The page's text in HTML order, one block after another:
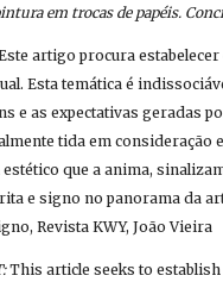
em trocas de papéis.
artigo procura
Esta temática é
e as expectativas geradas
tida em consideração
que a anima,
e signo no panorama da
Revista KWY, João Vieira
This article seeks to